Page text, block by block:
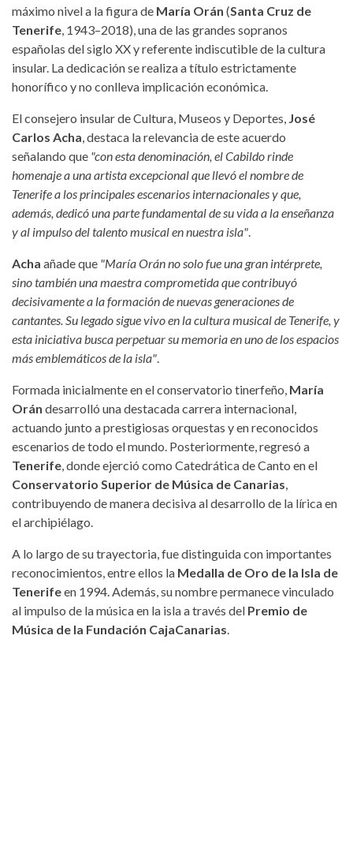
máximo nivel a la figura de María Orán (Santa Cruz de
Tenerife, 1943–2018), una de las grandes sopranos
españolas del siglo XX y referente indiscutible de la cultura
insular. La dedicación se realiza a título estrictamente
honorífico y no conlleva implicación económica.
El consejero insular de Cultura, Museos y Deportes, José
Carlos Acha, destaca la relevancia de este acuerdo
señalando que "con esta denominación, el Cabildo rinde
homenaje a una artista excepcional que llevó el nombre de
Tenerife a los principales escenarios internacionales y que,
además, dedicó una parte fundamental de su vida a la enseñanza
y al impulso del talento musical en nuestra isla".
Acha añade que "María Orán no solo fue una gran intérprete,
sino también una maestra comprometida que contribuyó
decisivamente a la formación de nuevas generaciones de
cantantes. Su legado sigue vivo en la cultura musical de Tenerife, y
esta iniciativa busca perpetuar su memoria en uno de los espacios
más emblemáticos de la isla".
Formada inicialmente en el conservatorio tinerfeño, María
Orán desarrolló una destacada carrera internacional,
actuando junto a prestigiosas orquestas y en reconocidos
escenarios de todo el mundo. Posteriormente, regresó a
Tenerife, donde ejerció como Catedrática de Canto en el
Conservatorio Superior de Música de Canarias,
contribuyendo de manera decisiva al desarrollo de la lírica en
el archipiélago.
A lo largo de su trayectoria, fue distinguida con importantes
reconocimientos, entre ellos la Medalla de Oro de la Isla de
Tenerifeen 1994. Además, su nombre permanece vinculado
al impulso de la música en la isla a través del Premio de
Música de la Fundación CajaCanarias.